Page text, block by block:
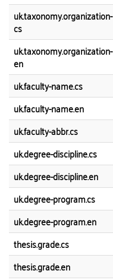
uk.taxonomy.organization-
cs
uk.taxonomy.organization-
en
uk.faculty-name.cs
uk.faculty-name.en
uk.faculty-abbr.cs
uk.degree-discipline.cs
uk.degree-discipline.en
uk.degree-program.cs
uk.degree-program.en
thesis.grade.cs
thesis.grade.en